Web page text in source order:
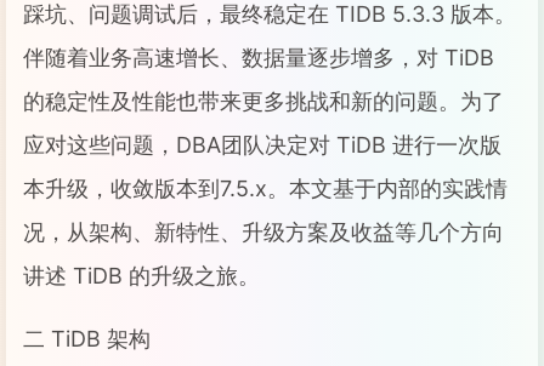
踩坑、问题调试后，最终稳定在 TIDB 5.3.3 版本。
伴随着业务高速增长、数据量逐步增多，对 TiDB
的稳定性及性能也带来更多挑战和新的问题。为了
应对这些问题，DBA团队决定对 TiDB 进行一次版
本升级，收敛版本到7.5.x。本文基于内部的实践情
况，从架构、新特性、升级方案及收益等几个方向
讲述 TiDB 的升级之旅。
二 TiDB 架构